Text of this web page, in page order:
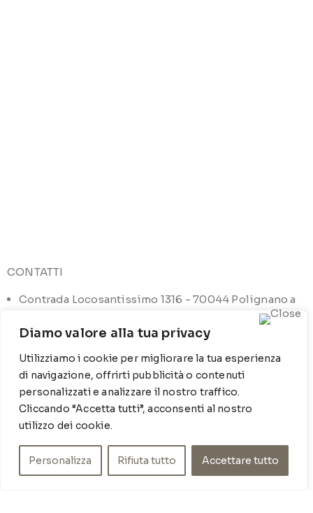
Diamo valore alla tua privacy
Utilizziamo i cookie per migliorare la tua esperienza
di navigazione, offrirti pubblicità o contenuti
personalizzati e analizzare il nostro traffico.
Cliccando “Accetta tutti”, acconsenti al nostro
utilizzo dei cookie.
Personalizza Rifiuta tutto Accettare tutto
CONTATTI
Contrada Locosantissimo 1316 - 70044 Polignano a
T: 080 917 78 89
WZ: 329 6510725
Minfo@poishome.it
INFO
Chi siamo
Cookie Policy